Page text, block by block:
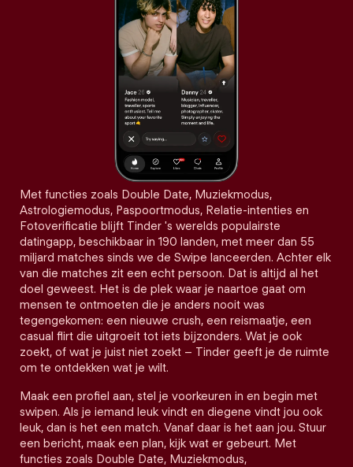
Met functies zoals Double Date, Muziekmodus,
Astrologiemodus, Paspoortmodus, Relatie-intenties en
Fotoverificatie blijft Tinder 's werelds populairste
datingapp, beschikbaar in 190 landen, met meer dan 55
miljard matches sinds we de Swipe lanceerden. Achter elk
van die matches zit een echt persoon. Dat is altijd al het
doel geweest. Het is de plek waar je naartoe gaat om
mensen te ontmoeten die je anders nooit was
tegengekomen: een nieuwe crush, een reismaatje, een
casual flirt die uitgroeit tot iets bijzonders. Wat je ook
zoekt, of wat je juist niet zoekt – Tinder geeft je de ruimte
om te ontdekken wat je wilt.
Maak een profiel aan, stel je voorkeuren in en begin met
swipen. Als je iemand leuk vindt en diegene vindt jou ook
leuk, dan is het een match. Vanaf daar is het aan jou. Stuur
een bericht, maak een plan, kijk wat er gebeurt. Met
functies zoals Double Date, Muziekmodus,